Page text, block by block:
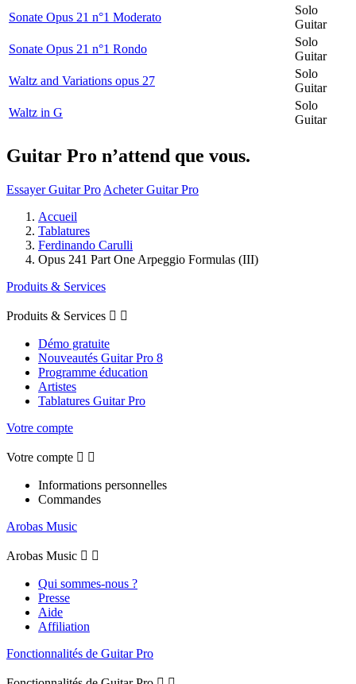
Sonate Opus 21 n°1 Moderato
Solo
Guitar
Sonate Opus 21 n°1 Rondo
Solo
Guitar
Waltz and Variations opus 27
Solo
Guitar
Waltz in G
Solo
Guitar
Guitar Pro n’attend que vous.
Essayer Guitar Pro Acheter Guitar Pro
Accueil
Tablatures
Ferdinando Carulli
Opus 241 Part One Arpeggio Formulas (III)
Produits & Services
Produits & Services  
Démo gratuite
Nouveautés Guitar Pro 8
Programme éducation
Artistes
Tablatures Guitar Pro
Votre compte
Votre compte  
Informations personnelles
Commandes
Arobas Music
Arobas Music  
Qui sommes-nous ?
Presse
Aide
Affiliation
Fonctionnalités de Guitar Pro